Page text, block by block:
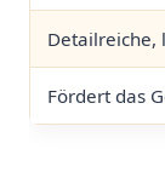
Detailreiche,
Fördert das